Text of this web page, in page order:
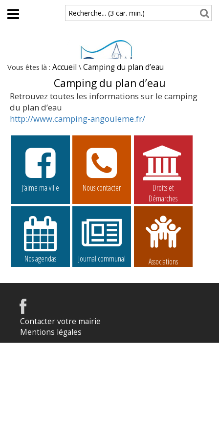
Aller au contenu principal
Recherche... (3 car. min.)
Vous êtes là : Accueil \ Camping du plan d’eau
Camping du plan d’eau
Retrouvez toutes les informations sur le camping
du plan d’eau
http://www.camping-angouleme.fr/
J’aime ma ville Nous contacter
Droits et
Démarches
Nos agendas Journal communal Associations
Contacter votre mairie
Mentions légales